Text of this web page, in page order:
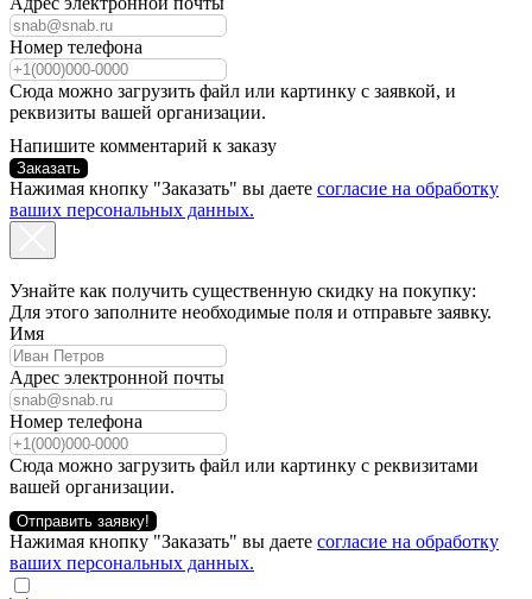
Номер телефона
Сюда можно загрузить файл или картинку с заявкой, и
реквизиты вашей организации.
Напишите комментарий к заказу
Заказать
Нажимая кнопку "Заказать" вы даете согласие на обработку
ваших персональных данных.
Узнайте как получить существенную скидку на покупку:
Для этого заполните необходимые поля и отправьте заявку.
Имя
Адрес электронной почты
Номер телефона
Сюда можно загрузить файл или картинку с реквизитами
вашей организации.
Отправить заявку!
Нажимая кнопку "Заказать" вы даете согласие на обработку
ваших персональных данных.